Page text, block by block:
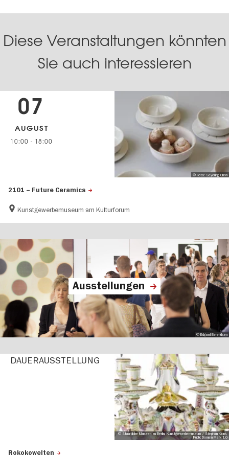
Diese Veranstaltungen könnten
Sie auch interessieren
2101 – Future Ceramics
Kunstgewerbemuseum am Kulturforum
07
AUGUST
10:00 - 18:00
© Foto: Seyoung Chon
Ausstellungen
© Edgard Berendsen
Rokokowelten
DAUER­AUS­STEL­LUNG
© Staatliche Museen zu Berlin, Kunstgewerbemuseum / Stephan Klonk,
Public Domain Mark 1.0